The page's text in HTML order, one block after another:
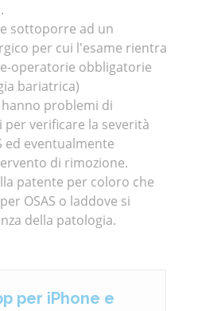
sottoporre ad un
per cui l'esame rientra
operatorie obbligatorie
bariatrica)
problemi di
verificare la severità
ed eventualmente
di rimozione.
patente per coloro che
OSAS o laddove si
della patologia.
per iPhone e